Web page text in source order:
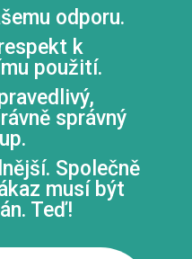
odporu.
k
použití.
správný
Společně
musí být
Teď!